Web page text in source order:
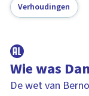
Verhoudingen
Wie was
De wet van